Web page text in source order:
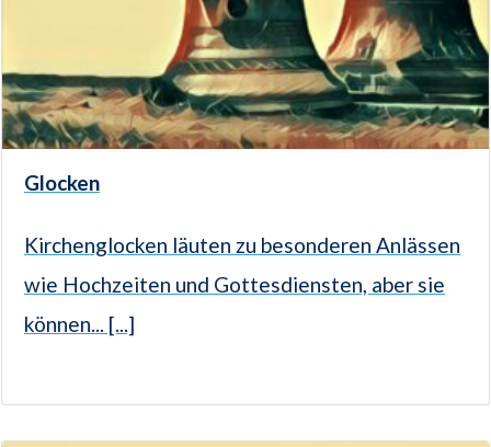
Glocken
Kirchenglocken läuten zu besonderen Anlässen
wie Hochzeiten und Gottesdiensten, aber sie
können... [...]